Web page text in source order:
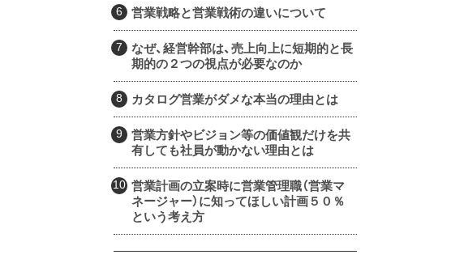
営業戦略と営業戦術の違いについて
なぜ、経営幹部は、売上向上に短期的と長
期的の２つの視点が必要なのか
カタログ営業がダメな本当の理由とは
営業方針やビジョン等の価値観だけを共
有しても社員が動かない理由とは
営業計画の立案時に営業管理職（営業マ
ネージャー）に知ってほしい計画５０％
という考え方